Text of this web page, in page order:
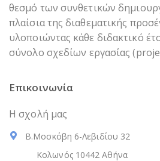
θεσμό των συνθετικών
πλαίσια της διαθεματικής
υλοποιώντας κάθε διδακτικό
σύνολο σχεδίων εργασίας
Επικοινωνία
Η σχολή μας
Β.Μοσκόβη 6-Λεβιδίου 32
Κολωνός 10442 Αθήνα